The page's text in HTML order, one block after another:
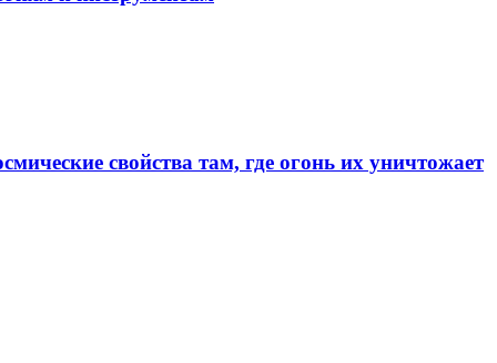
свойства там, где огонь их уничтожает